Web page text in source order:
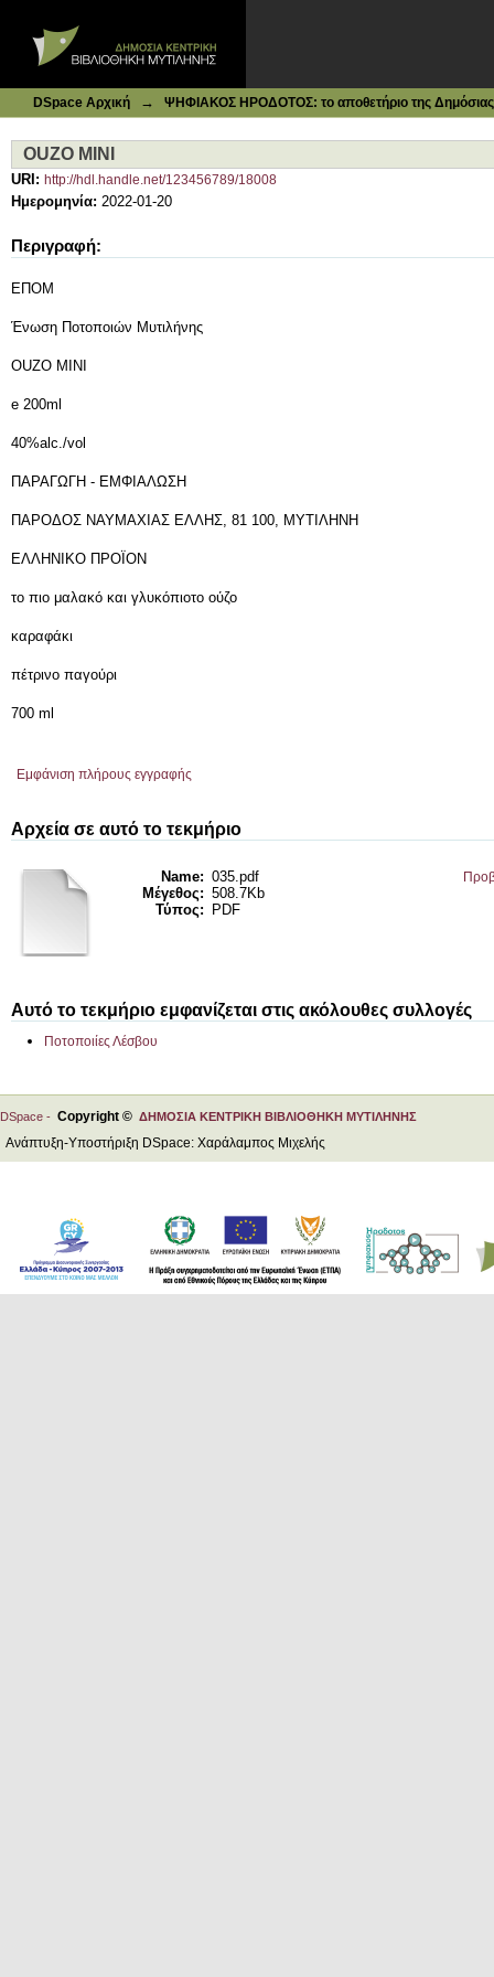
DSpace Αρχική → ΨΗΦΙΑΚΟΣ ΗΡΟΔΟΤΟΣ: το αποθετήριο της Δημόσιας
OUZO MINI
URI: http://hdl.handle.net/123456789/18008
Ημερομηνία: 2022-01-20
Περιγραφή:
ΕΠΟΜ
Ένωση Ποτοποιών Μυτιλήνης
OUZO MINI
e 200ml
40%alc./vol
ΠΑΡΑΓΩΓΗ - ΕΜΦΙΑΛΩΣΗ
ΠΑΡΟΔΟΣ ΝΑΥΜΑΧΙΑΣ ΕΛΛΗΣ, 81 100, ΜΥΤΙΛΗΝΗ
ΕΛΛΗΝΙΚΟ ΠΡΟΪΟΝ
το πιο μαλακό και γλυκόπιοτο ούζο
καραφάκι
πέτρινο παγούρι
700 ml
Εμφάνιση πλήρους εγγραφής
Αρχεία σε αυτό το τεκμήριο
Name: 035.pdf
Μέγεθος: 508.7Kb
Τύπος:
PDF
Αυτό το τεκμήριο εμφανίζεται στις ακόλουθες συλλογές
Ποτοποιίες Λέσβου
DSpace - Copyright © ΔΗΜΟΣΙΑ ΚΕΝΤΡΙΚΗ ΒΙΒΛΙΟΘΗΚΗ ΜΥΤΙΛΗΝΗΣ
Ανάπτυξη-Υποστήριξη DSpace: Χαράλαμπος Μιχελής